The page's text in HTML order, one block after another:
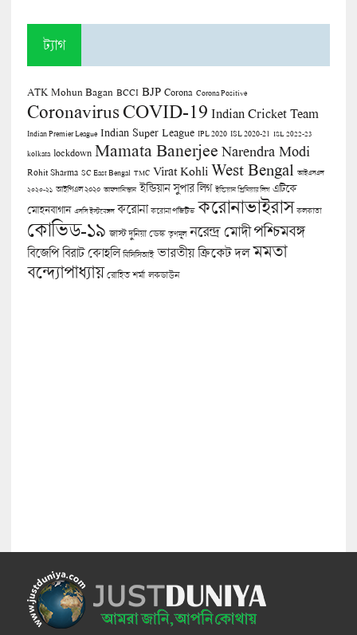
ট্যাগ
ATK Mohun Bagan BCCI BJP Corona Corona Positive
CoronavirusCOVID-19 Indian Cricket Team
Indian Premier League Indian Super League IPL 2020 ISL 2020-21 ISL 2022-23
kolkata lockdown Mamata Banerjee Narendra Modi
Rohit Sharma SC East Bengal TMC Virat Kohli West Bengal আইএসএল
২০২০-২১ আইপিএল ২০২০ আফগানিস্তান ইন্ডিয়ান সুপার লিগ ইন্ডিয়ান প্রিমিয়ার লিগ এটিকে
মোহনবাগান এসসি ইস্টবেঙ্গল করোনা করোনা পজিটিভ করোনাভাইরাস কলকাতা
কোভিড-১৯ জাস্ট দুনিয়া ডেস্ক তৃণমূল নরেন্দ্র মোদী পশ্চিমবঙ্গ
বিজেপি বিরাট কোহলি বিসিসিআই ভারতীয় ক্রিকেট দল মমতা
বন্দ্যোপাধ্যায় রোহিত শর্মা লকডাউন